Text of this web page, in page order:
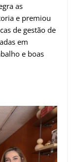
as
e premiou
de gestão de
em
e boas